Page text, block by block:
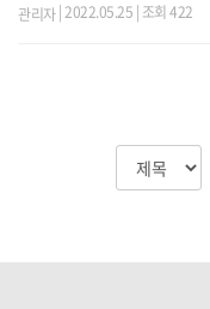
관리자| 2022.05.25 | 조회 422